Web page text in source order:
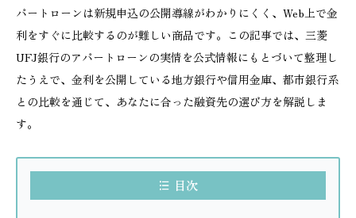
パートローンは新規申込の公開導線がわかりにくく、Web上で金
利をすぐに比較するのが難しい商品です。この記事では、三菱
UFJ銀行のアパートローンの実情を公式情報にもとづいて整理し
たうえで、金利を公開している地方銀行や信用金庫、都市銀行系
との比較を通じて、あなたに合った融資先の選び方を解説しま
す。
目次